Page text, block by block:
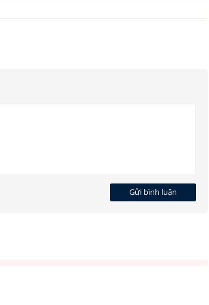
Gửi bình luận
Diễn đàn tháng 8: Ca sĩ Duyên